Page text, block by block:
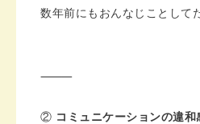
数年前にもおんなじことして
⸻
② コミュニケーションの違和